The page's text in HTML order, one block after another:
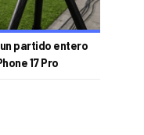
partido entero
17 Pro